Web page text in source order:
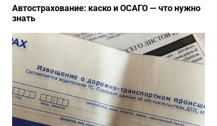
Автострахование: каско и ОСАГО — что нужно
знать